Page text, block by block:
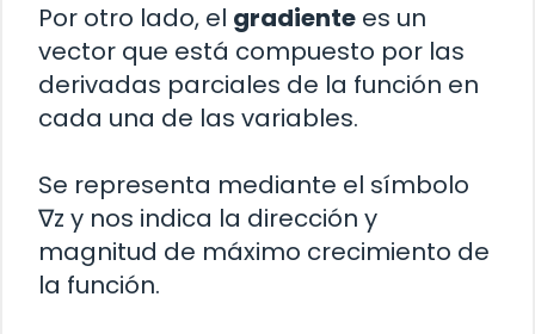
Por otro lado, el gradiente es un
vector que está compuesto por las
derivadas parciales de la función en
cada una de las variables.
Se representa mediante el símbolo
∇z y nos indica la dirección y
magnitud de máximo crecimiento de
la función.